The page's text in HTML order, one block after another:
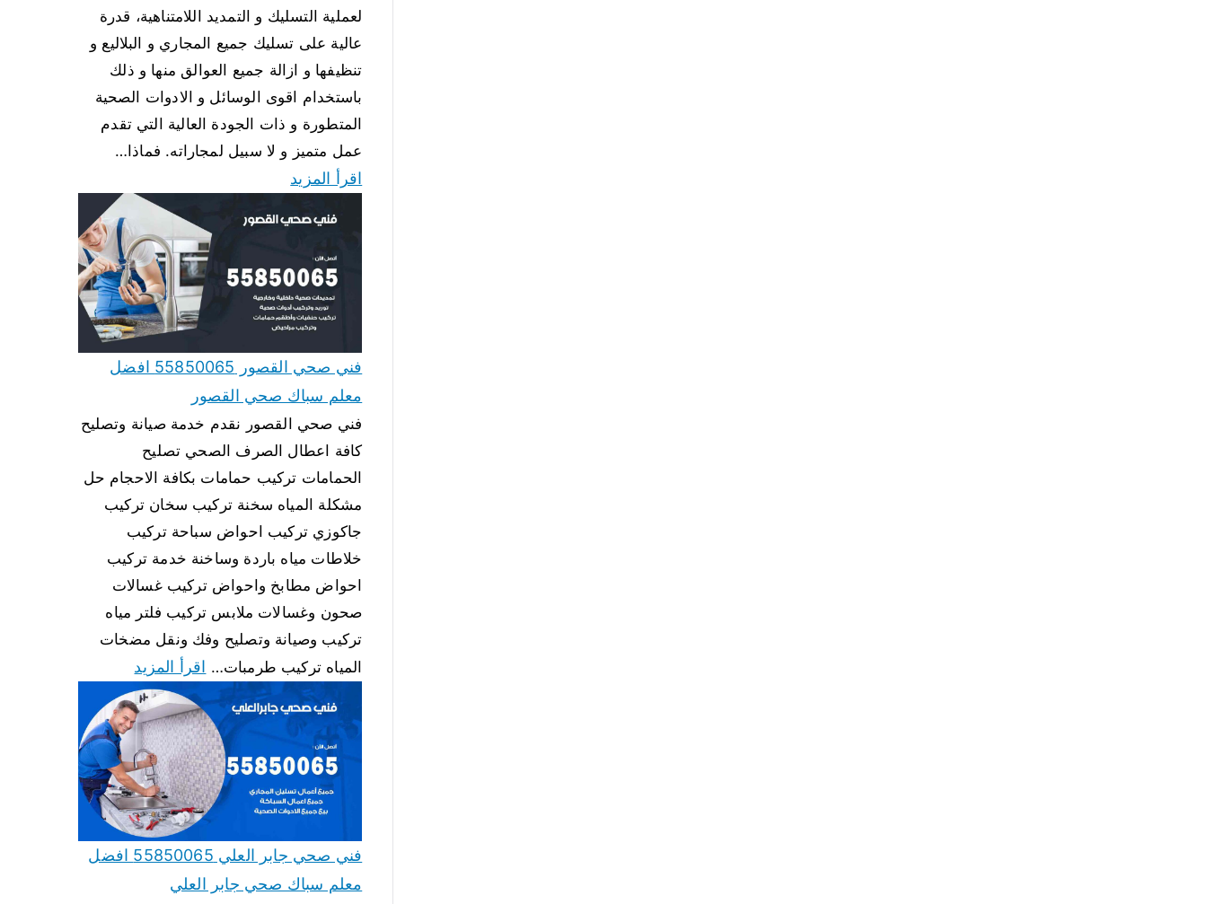
لعملية التسليك و التمديد اللامتناهية، قدرة
عالية على تسليك جميع المجاري و البلاليع و
تنظيفها و ازالة جميع العوالق منها و ذلك
باستخدام اقوى الوسائل و الادوات الصحية
المتطورة و ذات الجودة العالية التي تقدم
عمل متميز و لا سبيل لمجاراته. فماذا…
اقرأ المزيد
فني صحي القصور 55850065 افضل
معلم سباك صحي القصور
فني صحي القصور نقدم خدمة صيانة وتصليح
كافة اعطال الصرف الصحي تصليح
الحمامات تركيب حمامات بكافة الاحجام حل
مشكلة المياه سخنة تركيب سخان تركيب
جاكوزي تركيب احواض سباحة تركيب
خلاطات مياه باردة وساخنة خدمة تركيب
احواض مطابخ واحواض تركيب غسالات
صحون وغسالات ملابس تركيب فلتر مياه
تركيب وصيانة وتصليح وفك ونقل مضخات
المياه تركيب طرمبات… اقرأ المزيد
فني صحي جابر العلي 55850065 افضل
معلم سباك صحي جابر العلي